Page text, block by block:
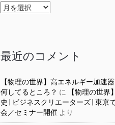
ア
ー
最近のコメント
【物理の世界】高エネルギー加速
何してるところ？ に
【物理の世界
史 | ビジネスクリエーターズ | 東京
会／セミナー開催 より